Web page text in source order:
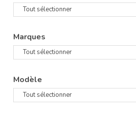
Marques
Modèle